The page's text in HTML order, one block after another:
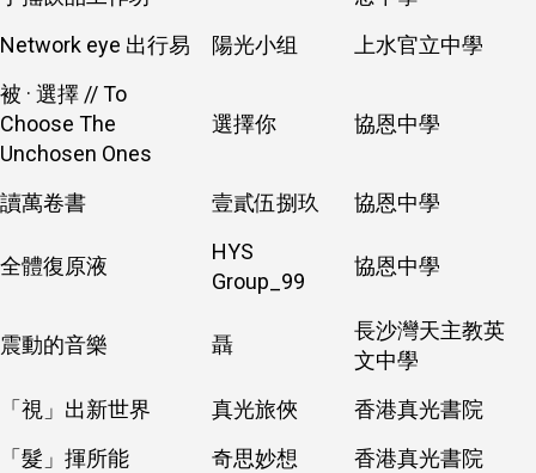
Network eye 出行易
陽光小组
上水官立中學
被 · 選擇 // To
Choose The
Unchosen Ones
選擇你 協恩中學
讀萬卷書 壹貳伍捌玖 協恩中學
全體復原液
HYS
Group_99
協恩中學
震動的音樂 聶
長沙灣天主教英
文中學
「視」出新世界
真光旅俠
香港真光書院
「髮」揮所能
奇思妙想
香港真光書院